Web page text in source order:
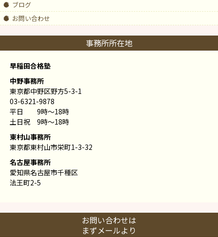
ブログ
お問い合わせ
事務所所在地
早稲田合格塾
中野事務所
東京都中野区野方5-3-1
03-6321-9878
平日 9時〜18時
土日祝 9時〜18時
東村山事務所
東京都東村山市栄町1-3-32
名古屋事務所
愛知県名古屋市千種区
法王町2-5
お問い合わせは
まずメールより